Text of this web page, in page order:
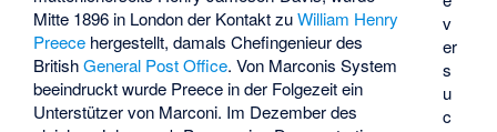
v
er
s
u
c
Mitte 1896 in London der Kontakt zuWilliam Henry
Preece hergestellt, damals Chefingenieur des
BritishGeneral Post Office. Von Marconis System
beeindruckt wurde Preece in der Folgezeit ein
Unterstützer von Marconi. Im Dezember des